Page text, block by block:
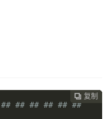
 复制
 复制
 复制
 复制
 复制
 复制
## ## ## ## ##